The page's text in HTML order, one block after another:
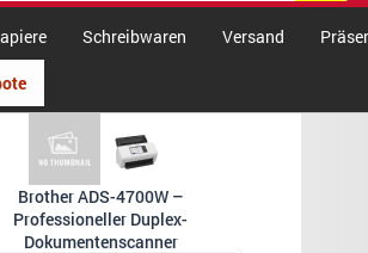
Schreibwaren Versand
Brother ADS-4700W –
Professioneller Duplex-
Dokumentenscanner